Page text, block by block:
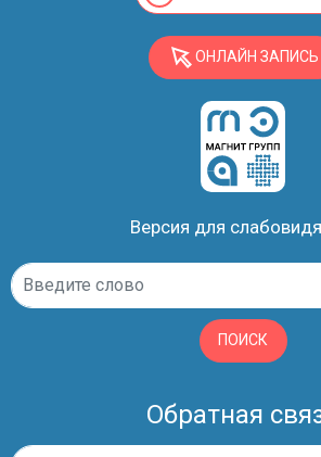
ОНЛАЙН ЗАПИСЬ
Версия для
ПОИСК
Обратная